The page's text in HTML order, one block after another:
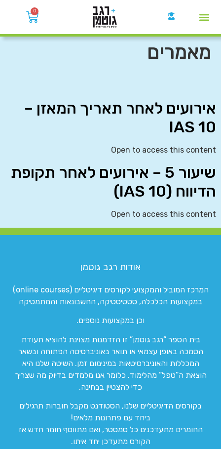
0
מאמרים
אירועים לאחר תאריך המאזן –
IAS 10
Open to access this content
שיעור 5 – אירועים לאחר תקופת
הדיווח (IAS 10)
Open to access this content
אודות רגב גוטמן
המרכז המוביל והמקצועי לקורסים דיגיטליים (online courses)
במקצועות הכלכלה, סטטיסטיקה, החשבונאות והמתמטיקה
וכן במקצועות נוספים.
בית הספר “רגב גוטמן” זו הזדמנות מצוינת להוציא תעודת
הסמכה באופן עצמאי או תואר באוניברסיטה הפתוחה ובשאר
המכללות והאוניברסיטאות במינימום זמן. השיטה שלנו היא
הוצאת ה”טפל” מהלימוד. כלומר אנו מלמדים בדיוק מה שצריך
כדי להצטיין בבחינה.
בקורסים הדיגיטליים שלנו, הסטודנט מקבל חוברות תרגילים
ביחד עם פתרונות מלאים!
החומרים מתעדכנים כל סמסטר, ואם מתווסף חומר חדש אז
הקורס מתעדכן יחד איתו.